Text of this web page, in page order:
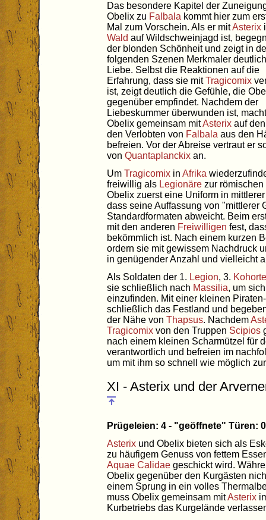
Das besondere Kapitel der
Obelix zu Falbala kommt hier zum
Mal zum Vorschein. Als er mitAsterix
Wald auf Wildschweinjagd ist,
der blonden Schönheit und zeigt in
folgenden Szenen Merkmaler
Liebe. Selbst die Reaktionen auf die
Erfahrung, dass sie mitTragicomix
ist, zeigt deutlich die Gefühle, die
gegenüber empfindet. Nachdem der
Liebeskummer überwunden ist,
Obelix gemeinsam mitAsterix auf
den Verlobten von Falbala aus den
befreien. Vor der Abreise vertraut er
von Quantaplanckix an.
Um Tragicomix in Afrika
freiwillig als Legionäre zur römischen
Obelix zuerst eine Uniform in
dass seine Auffassung von "mittlerer
Standardformaten abweicht. Beim
mit den anderen Freiwilligen fest,
bekömmlich ist. Nach einem kurzen
ordern sie mit gewissem Nachdruck
in genügender Anzahl und vielleicht
Als Soldaten der 1. Legion, 3. Kohorte
sie schließlich nach Massilia, um
einzufinden. Mit einer kleinen
schließlich das Festland und
der Nähe von Thapsus. Nachdem
Tragicomix von den Truppen Scipios
nach einem kleinen Scharmützel für
verantwortlich und befreien im
um mit ihm so schnell wie möglich
XI - Asterix und der
Prügeleien: 4 - "geöffnete" Türen:
Asterix und Obelix bieten sich als
zu häufigem Genuss von fettem
Aquae Calidae geschickt wird.
Obelix gegenüber den Kurgästen
einem Sprung in ein volles
muss Obelix gemeinsam mitAsterix
Kurbetriebs das Kurgelände